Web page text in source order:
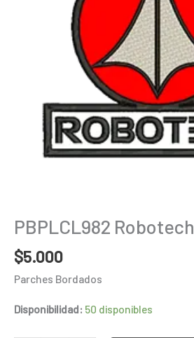
PBPLCL982 Robotech
$5.000
Parches Bordados
Disponibilidad: 50 disponibles